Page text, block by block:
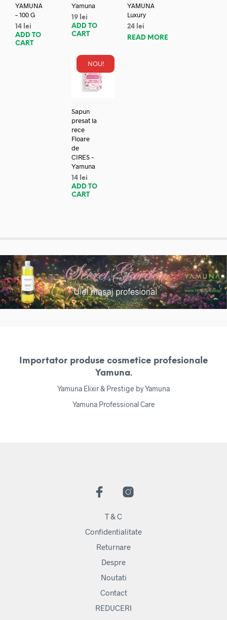
YAMUNA
– 100 G
14 lei
ADD TO
CART
Yamuna
19 lei
ADD TO
CART
YAMUNA
Luxury
24 lei
READ MORE
NOU!
Sapun
presat la
rece
Floare
de
CIRES –
Yamuna
14 lei
ADD TO
CART
Importator produse cosmetice profesionale
Yamuna.
Yamuna Elixir & Prestige by Yamuna
Yamuna Professional Care
T & C
Confidentialitate
Returnare
Despre
Noutati
Contact
REDUCERI